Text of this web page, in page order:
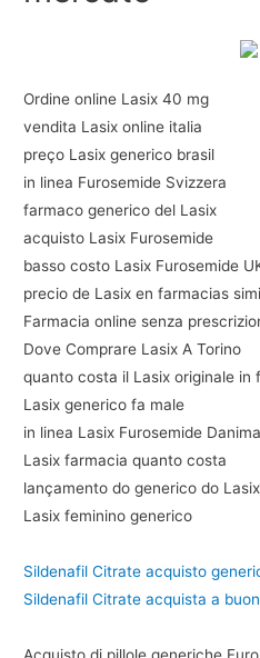
Ordine online Lasix 40 mg
vendita Lasix online italia
preço Lasix generico brasil
in linea Furosemide Svizzera
farmaco generico del Lasix
acquisto Lasix Furosemide
basso costo Lasix Furosemide
precio de Lasix en farmacias
Farmacia online senza
Dove Comprare Lasix A Torino
quanto costa il Lasix originale in
Lasix generico fa male
in linea Lasix Furosemide
Lasix farmacia quanto costa
lançamento do generico do Lasix
Lasix feminino generico
Sildenafil Citrate acquisto
Sildenafil Citrate acquista a